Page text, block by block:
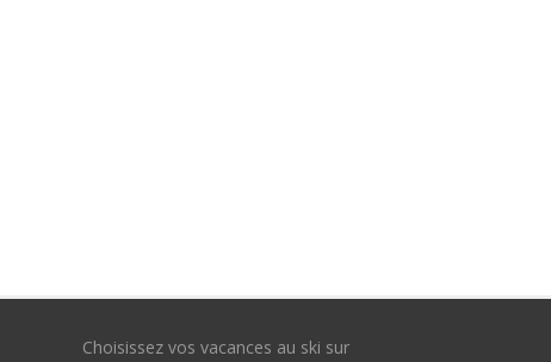
Choisissez vos vacances au ski sur